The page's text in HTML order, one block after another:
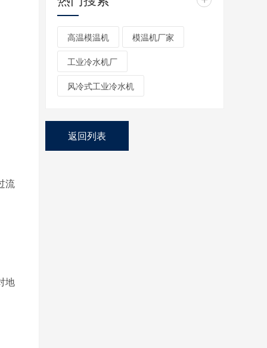
流
地
高温模温机 模温机厂家
工业冷水机厂
风冷式工业冷水机
返回列表